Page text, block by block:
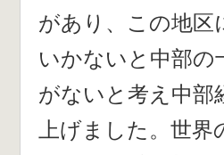
があり、この地
いかないと中部の
がないと考え中部
上げました。世